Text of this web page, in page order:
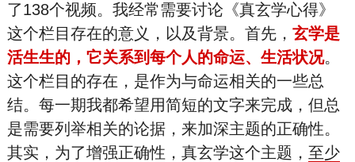
了138个视频。我经常需要讨论《真玄学心得》
这个栏目存在的意义，以及背景。首先， 玄学是
活生生的，它关系到每个人的命运、生活状况。
这个栏目的存在，是作为与命运相关的一些总
结。每一期我都希望用简短的文字来完成，但总
是需要列举相关的论据，来加深主题的正确性。
其实，为了增强正确性，真玄学这个主题， 至少